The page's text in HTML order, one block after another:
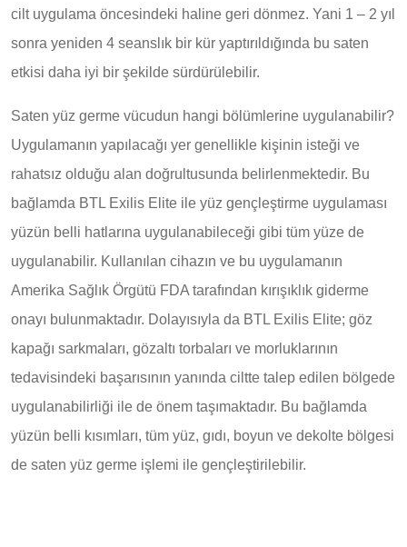
cilt uygulama öncesindeki haline geri dönmez. Yani 1 – 2 yıl
sonra yeniden 4 seanslık bir kür yaptırıldığında bu saten
etkisi daha iyi bir şekilde sürdürülebilir.
Saten yüz germe vücudun hangi bölümlerine uygulanabilir?
Uygulamanın yapılacağı yer genellikle kişinin isteği ve
rahatsız olduğu alan doğrultusunda belirlenmektedir. Bu
bağlamda BTL Exilis Elite ile yüz gençleştirme uygulaması
yüzün belli hatlarına uygulanabileceği gibi tüm yüze de
uygulanabilir. Kullanılan cihazın ve bu uygulamanın
Amerika Sağlık Örgütü FDA tarafından kırışıklık giderme
onayı bulunmaktadır. Dolayısıyla da BTL Exilis Elite; göz
kapağı sarkmaları, gözaltı torbaları ve morluklarının
tedavisindeki başarısının yanında ciltte talep edilen bölgede
uygulanabilirliği ile de önem taşımaktadır. Bu bağlamda
yüzün belli kısımları, tüm yüz, gıdı, boyun ve dekolte bölgesi
de saten yüz germe işlemi ile gençleştirilebilir.